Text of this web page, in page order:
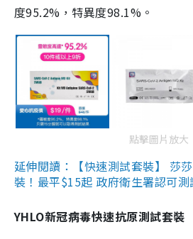
度95.2%，特異度98.1%。
點擊圖片放大
延伸閱讀：【快速測試套裝】 莎
裝！最平$15起 政府衛生署認可測
YHLO新冠病毒快速抗原測試套裝